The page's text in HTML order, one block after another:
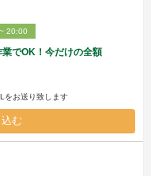
20:00
業でOK！今だけの全額
をお送り致します
む